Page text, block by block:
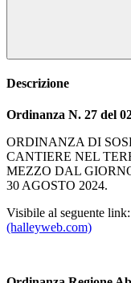
Descrizione
Ordinanza N. 27 del
ORDINANZA DI
CANTIERE NEL
MEZZO DAL
30 AGOSTO 2024.
Visibile al seguente link:
(halleyweb.com)